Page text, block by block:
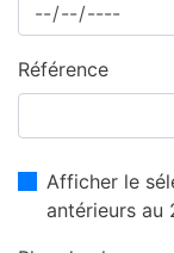
Référence
Afficher le
antérieurs